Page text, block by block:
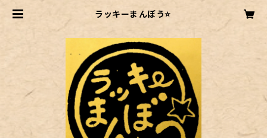
ラッキーまんぼう⭐